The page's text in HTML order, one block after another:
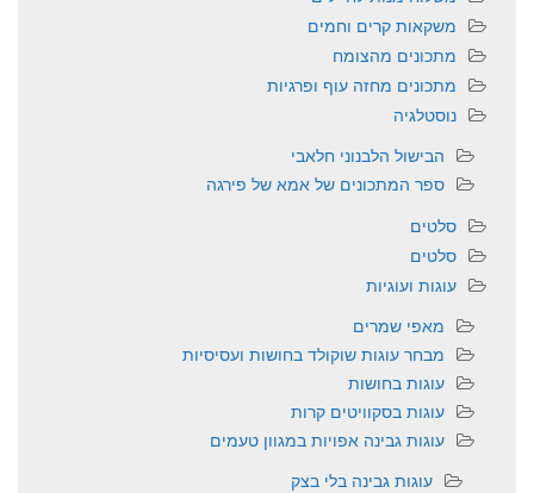
משקאות קרים וחמים
מתכונים מהצומח
מתכונים מחזה עוף ופרגיות
נוסטלגיה
הבישול הלבנוני חלאבי
ספר המתכונים של אמא של פירגה
סלטים
סלטים
עוגות ועוגיות
מאפי שמרים
מבחר עוגות שוקולד בחושות ועסיסיות
עוגות בחושות
עוגות בסקוויטים קרות
עוגות גבינה אפויות במגוון טעמים
עוגות גבינה בלי בצק